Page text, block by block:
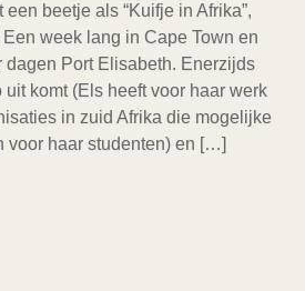
beetje als “Kuifje in Afrika”,
week lang in Cape Town en
dagen Port Elisabeth. Enerzijds
komt (Els heeft voor haar werk
in zuid Afrika die mogelijke
voor haar studenten) en […]